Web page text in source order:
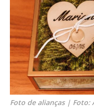
Foto de alianças | Foto: